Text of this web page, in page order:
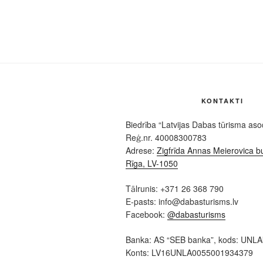
KONTAKTI
Biedrība “Latvijas Dabas tūrisma
Reģ.nr. 40008300783
Adrese: Zigfrīda Annas Meierovica
Rīga, LV-1050
Tālrunis: +371 26 368 790
E-pasts: info@dabasturisms.lv
Facebook: @dabasturisms
Banka: AS “SEB banka”, kods:
Konts: LV16UNLA0055001934379